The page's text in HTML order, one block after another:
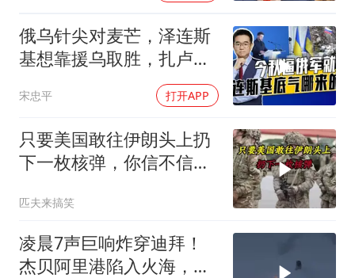
俄乌针尖对麦芒，泽连斯
基想靠援乌取胜，扎卢日
宋忠平 打开APP
只要美国敢往伊朗头上扔
下一枚核弹，你信不信，
1
匹夫来搞笑
凌晨7声巨响炸穿迪拜！
杰贝阿里港陷入火海，美